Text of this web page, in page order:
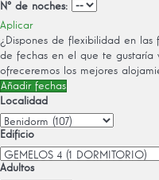
Nº de noches:
Aplicar
¿Dispones de flexibilidad en las
de fechas en el que te gustaría
ofreceremos los mejores
Añadir fechas
Localidad
Edificio
Adultos